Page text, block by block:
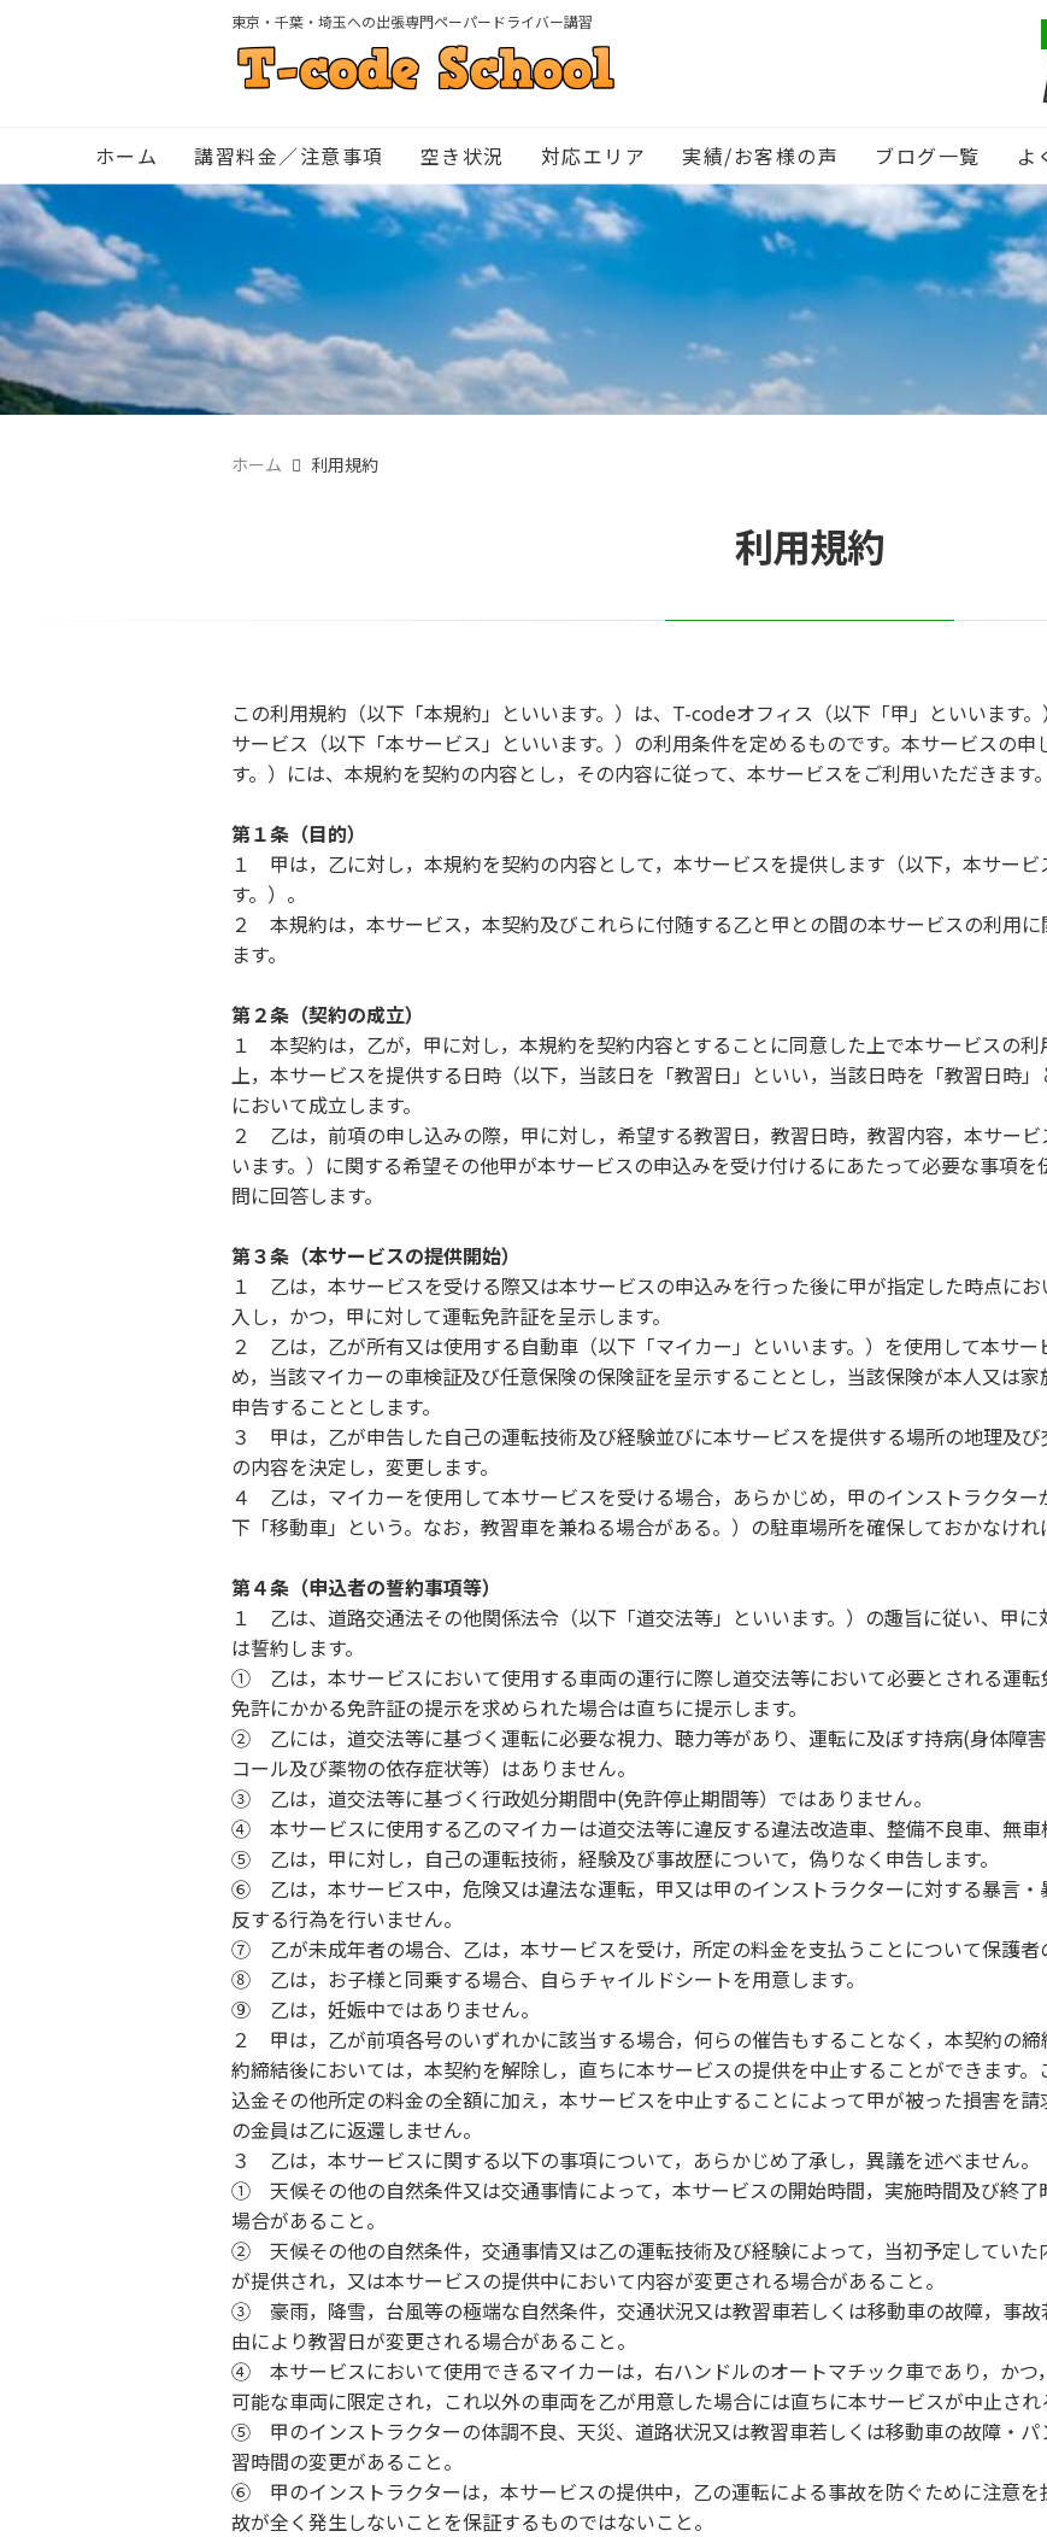
東京・千葉・埼玉への出張専門ペーパードライバー講習
ホーム 講習料金／注意事項 空き状況 対応エリア 実績/お客様の声 ブログ一覧 よ
ホーム 利用規約
利用規約
この利用規約（以下「本規約」といいます。）は、T-codeオフィス（以下「甲」といいます
サービス（以下「本サービス」といいます。）の利用条件を定めるものです。本サービスの
す。）には、本規約を契約の内容とし，その内容に従って、本サービスをご利用いただきます。
第１条（目的）
１ 甲は，乙に対し，本規約を契約の内容として，本サービスを提供します（以下，本サー
す。）。
２ 本規約は，本サービス，本契約及びこれらに付随する乙と甲との間の本サービスの利用
ます。
第２条（契約の成立）
１ 本契約は，乙が，甲に対し，本規約を契約内容とすることに同意した上で本サービスの
上，本サービスを提供する日時（以下，当該日を「教習日」といい，当該日時を「教習日時
において成立します。
２ 乙は，前項の申し込みの際，甲に対し，希望する教習日，教習日時，教習内容，本サー
います。）に関する希望その他甲が本サービスの申込みを受け付けるにあたって必要な事項
問に回答します。
第３条（本サービスの提供開始）
１ 乙は，本サービスを受ける際又は本サービスの申込みを行った後に甲が指定した時点に
入し，かつ，甲に対して運転免許証を呈示します。
２ 乙は，乙が所有又は使用する自動車（以下「マイカー」といいます。）を使用して本サ
め，当該マイカーの車検証及び任意保険の保険証を呈示することとし，当該保険が本人又は
申告することとします。
３ 甲は，乙が申告した自己の運転技術及び経験並びに本サービスを提供する場所の地理及
の内容を決定し，変更します。
４ 乙は，マイカーを使用して本サービスを受ける場合，あらかじめ，甲のインストラクタ
下「移動車」という。なお，教習車を兼ねる場合がある。）の駐車場所を確保しておかなけれ
第４条（申込者の誓約事項等）
１ 乙は、道路交通法その他関係法令（以下「道交法等」といいます。）の趣旨に従い、甲
は誓約します。
① 乙は，本サービスにおいて使用する車両の運行に際し道交法等において必要とされる運転
免許にかかる免許証の提示を求められた場合は直ちに提示します。
② 乙には，道交法等に基づく運転に必要な視力、聴力等があり、運転に及ぼす持病(身体障
コール及び薬物の依存症状等）はありません。
③ 乙は，道交法等に基づく行政処分期間中(免許停止期間等）ではありません。
④ 本サービスに使用する乙のマイカーは道交法等に違反する違法改造車、整備不良車、無車
⑤ 乙は，甲に対し，自己の運転技術，経験及び事故歴について，偽りなく申告します。
⑥ 乙は，本サービス中，危険又は違法な運転，甲又は甲のインストラクターに対する暴言・
反する行為を行いません。
⑦ 乙が未成年者の場合、乙は，本サービスを受け，所定の料金を支払うことについて保護者
⑧ 乙は，お子様と同乗する場合、自らチャイルドシートを用意します。
⑨ 乙は，妊娠中ではありません。
２ 甲は，乙が前項各号のいずれかに該当する場合，何らの催告もすることなく，本契約の
約締結後においては，本契約を解除し，直ちに本サービスの提供を中止することができます
込金その他所定の料金の全額に加え，本サービスを中止することによって甲が被った損害を
の金員は乙に返還しません。
３ 乙は，本サービスに関する以下の事項について，あらかじめ了承し，異議を述べません。
① 天候その他の自然条件又は交通事情によって，本サービスの開始時間，実施時間及び終了
場合があること。
② 天候その他の自然条件，交通事情又は乙の運転技術及び経験によって，当初予定していた
が提供され，又は本サービスの提供中において内容が変更される場合があること。
③ 豪雨，降雪，台風等の極端な自然条件，交通状況又は教習車若しくは移動車の故障，事
由により教習日が変更される場合があること。
④ 本サービスにおいて使用できるマイカーは，右ハンドルのオートマチック車であり，かつ
可能な車両に限定され，これ以外の車両を乙が用意した場合には直ちに本サービスが中止され
⑤ 甲のインストラクターの体調不良、天災、道路状況又は教習車若しくは移動車の故障・パ
習時間の変更があること。
⑥ 甲のインストラクターは，本サービスの提供中，乙の運転による事故を防ぐために注意を
故が全く発生しないことを保証するものではないこと。